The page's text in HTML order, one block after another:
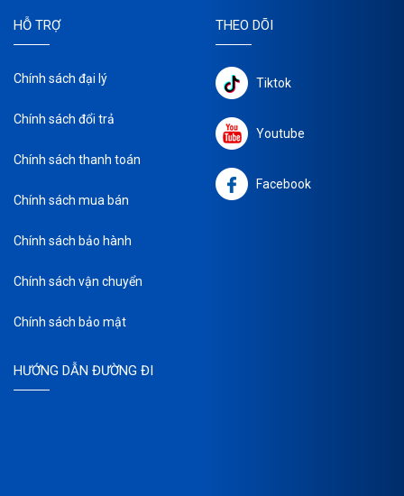
HỖ TRỢ
Chính sách đại lý
Chính sách đổi trả
Chính sách thanh toán
Chính sách mua bán
Chính sách bảo hành
Chính sách vận chuyển
Chính sách bảo mật
THEO DÕI
Tiktok
Youtube
Facebook
HƯỚNG DẪN ĐƯỜNG ĐI